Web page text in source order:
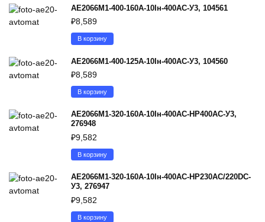
АЕ2066М1-400-160А-10Iн-400AC-У3, 104561
₽8,589
В корзину
АЕ2066М1-400-125А-10Iн-400AC-У3, 104560
₽8,589
В корзину
АЕ2066М1-320-160А-10Iн-400AC-НР400AC-У3,
276948
₽9,582
В корзину
АЕ2066М1-320-160А-10Iн-400AC-НР230AC/220DC-
У3, 276947
₽9,582
В корзину